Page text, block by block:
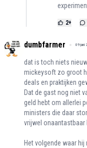
2+
dumbfarmer 09 juni
dat is toch niets
mickeysoft zo groot
deals en praktijken
Dat de gast nog niet
geld hebt om allerlei
ministers die daar
vrijwel onaantastbaar
Het volgende waar